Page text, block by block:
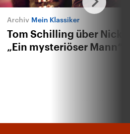
Mein Klassiker
Tom Schilling über Nick
„Ein mysteriöser Mann“